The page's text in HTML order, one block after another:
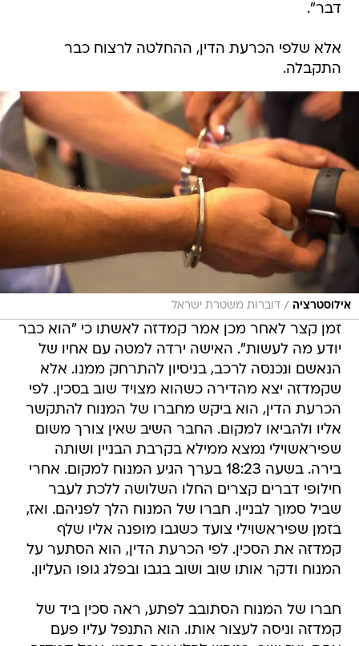
דבר".
אלא שלפי הכרעת הדין, ההחלטה לרצוח כבר
התקבלה.
אילוסטרציה / דוברות משטרת ישראל
זמן קצר לאחר מכן אמר קמדזה לאשתו כי "הוא כבר
יודע מה לעשות". האישה ירדה למטה עם אחיו של
הנאשם ונכנסה לרכב, בניסיון להתרחק ממנו. אלא
שקמדזה יצא מהדירה כשהוא מצויד שוב בסכין. לפי
הכרעת הדין, הוא ביקש מחברו של המנוח להתקשר
אליו ולהביאו למקום. החבר השיב שאין צורך משום
שפיראשוילי נמצא ממילא בקרבת הבניין ושותה
בירה. בשעה 18:23 בערך הגיע המנוח למקום. אחרי
חילופי דברים קצרים החלו השלושה ללכת לעבר
שביל סמוך לבניין. חברו של המנוח הלך לפניהם. ואז,
בזמן שפיראשוילי צועד כשגבו מופנה אליו שלף
קמדזה את הסכין. לפי הכרעת הדין, הוא הסתער על
המנוח ודקר אותו שוב ושוב בגבו ובפלג גופו העליון.
חברו של המנוח הסתובב לפתע, ראה סכין ביד של
קמדזה וניסה לעצור אותו. הוא התנפל עליו פעם